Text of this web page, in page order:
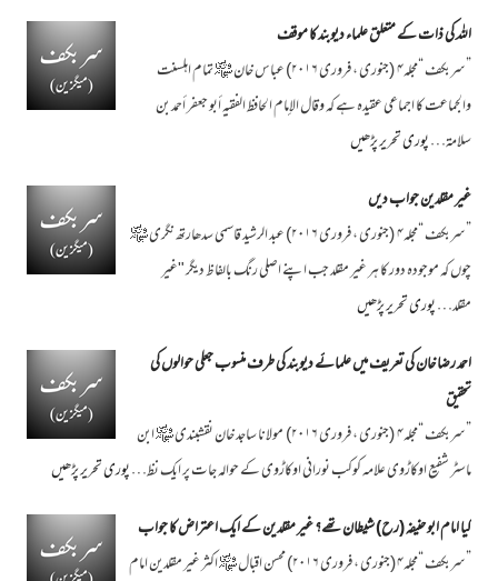
اللہ کی ذات کے متعلق علماء دیوبند کا موقف
”سربکف “مجلہ۴ (جنوری ، فروری ۲۰۱۶) عباس خان ﷾ تمام اہلسنت
والجماعت کا اجماعی عقیدہ ہے کہ وقال الإمام الحافظ الفقيه أبو جعفر أحمد بن
سلامة…پوری تحریر پڑھیں
غیر مقلدین جواب دیں
”سربکف “مجلہ۴ (جنوری ، فروری ۲۰۱۶) عبد الرشید قاسمی سدھارتھ نگری ﷾
چوں کہ موجودہ دور کا ہر غیر مقلد جب اپنے اصلی رنگ بالفاظ دیگر "غیر
مقلد…پوری تحریر پڑھیں
احمد رضا خان کی تعریف میں علمائے دیوبند کی طرف منسوب جعلی حوالوں کی
تحقیق
”سربکف “مجلہ۴ (جنوری ، فروری ۲۰۱۶) مولانا ساجد خان نقشبندی ﷾ ابن
ماسٹر شفیع اوکاڑوی علامہ کوکب نورانی اوکاڑوی کے حوالہ جات پر ایک نظ…پوری تحریر پڑھیں
کیا امام ابو حنیفہ (رح) شیطان تھے؟ غیر مقلدین کے ایک اعتراض کا جواب
”سربکف “مجلہ۴ (جنوری ، فروری ۲۰۱۶) محسن اقبال ﷾ اکثر غیر مقلدین امام